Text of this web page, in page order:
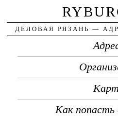
ДЕЛОВАЯ РЯЗАНЬ —
Как попасть